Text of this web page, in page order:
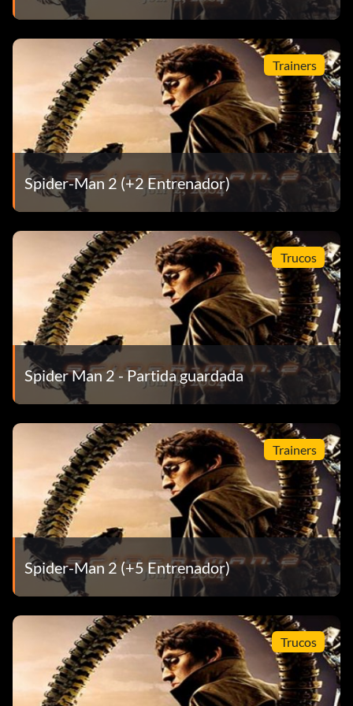
Balancéate hacia una de las plataformas que te llevan
hacia arriba. Cuando estés lo suficientemente alto, salta
para aterrizar cerca de un orbe y sigue pulsando el botón
de ataque. Sigue este método lo más rápido posible. Una
vez destruidos los 8 orbes DEBES llegar hasta el cerebro y
atacarlo dentro del tiempo asignado o los orbes volverán a
aparecer. Consejo: Usa el modo Spider Sense cuando
ataques al cerebro. Si tienes problemas con esto, únete al
club.
Apartamento de Peter Parker
Situado en West Village como un cuadrado blanco en el
mapa. Busque un balcón.
Apartamento de Mary Jane
Situado en el Soho. Busque un punto morado en el mapa.
Toda su base nos pertenece Referencia
Durante la pelea con Mysterio dice "No tienes
oportunidad de sobrevivir....Haz tu tiempo"
Ubicación de los interruptores
Durante la batalla final con Doc Ock, debes localizar los 9
interruptores. 1 se encuentra en un agujero en el suelo.
Localiza este primero debido a la posibilidad de caer al
Trainers
Spider-Man 2 (+2 Entrenador)
Trucos
Spider Man 2 - Partida guardada
Trainers
Spider-Man 2 (+5 Entrenador)
Trucos